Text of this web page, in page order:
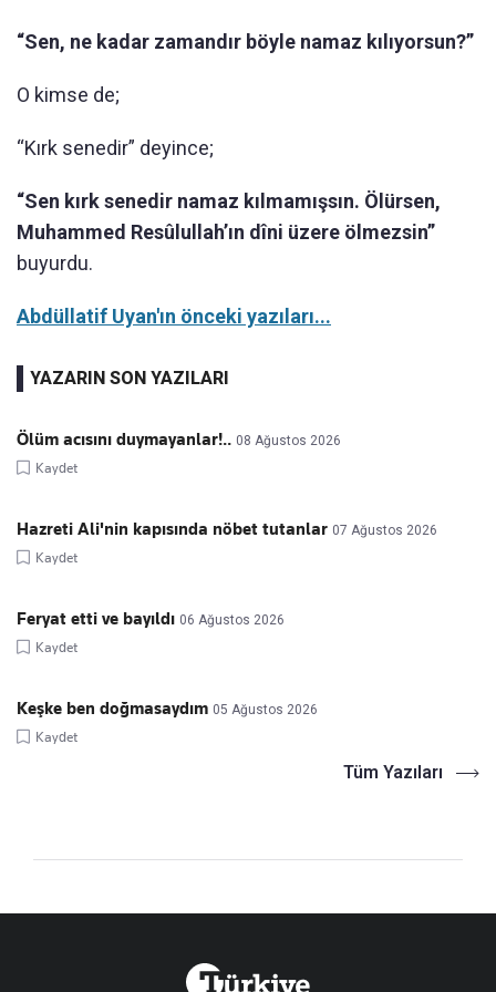
“Sen, ne kadar zamandır böyle namaz kılıyorsun?”
O kimse de;
“Kırk senedir” deyince;
“Sen kırk senedir namaz kılmamışsın. Ölürsen,
Muhammed Resûlullah’ın dîni üzere ölmezsin”
buyurdu.
Abdüllatif Uyan'ın önceki yazıları...
YAZARIN SON YAZILARI
Ölüm acısını duymayanlar!.. 08 Ağustos 2026
Kaydet
Hazreti Ali'nin kapısında nöbet tutanlar 07 Ağustos 2026
Kaydet
Feryat etti ve bayıldı 06 Ağustos 2026
Kaydet
Keşke ben doğmasaydım 05 Ağustos 2026
Kaydet
Tüm Yazıları